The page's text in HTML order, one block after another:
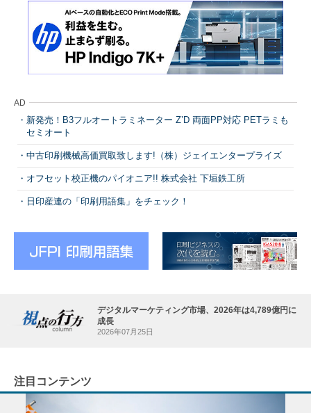
AD
新発売！B3フルオートラミネーター Z’D 両面PP対応 PETラミも
セミオート
中古印刷機械高価買取致します!（株）ジェイエンタープライズ
オフセット校正機のパイオニア!! 株式会社 下垣鉄工所
日印産連の「印刷用語集」をチェック！
デジタルマーケティング市場、2026年は4,789億円に
成長
2026年07月25日
注目コンテンツ